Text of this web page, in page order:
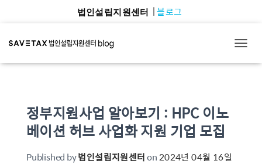
법인설립지원센터 블로그
정부지원사업 알아보기 : HPC 이노
베이션 허브 사업화 지원 기업 모집
Published by법인설립지원센터on2024년 04월 16일